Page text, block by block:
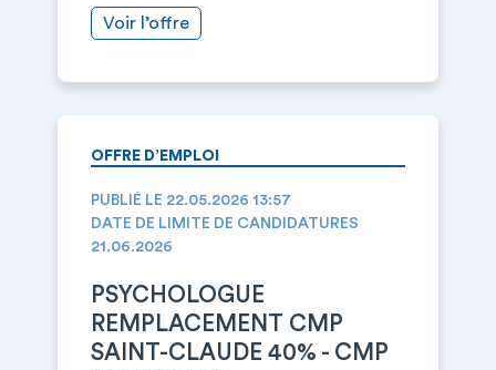
Voir l’offre
OFFRE D’EMPLOI
PUBLIÉ LE 22.05.2026 13:57
DATE DE LIMITE DE CANDIDATURES
21.06.2026
PSYCHOLOGUE
REMPLACEMENT CMP
SAINT-CLAUDE 40% - CMP